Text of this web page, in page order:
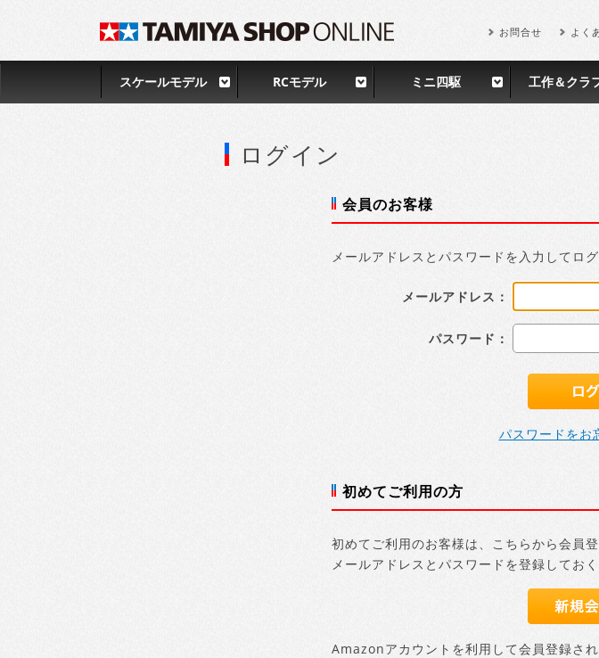
お問合せ よく
スケールモデル RCモデル ミニ四駆 工作＆クラ
ログイン
会員のお客様
メールアドレスとパスワードを入力してロ
メールアドレス：
パスワード：
パスワードをお
初めてご利用の方
初めてご利用のお客様は、こちらから会員登
メールアドレスとパスワードを登録してお
Amazonアカウントを利用して会員登録され